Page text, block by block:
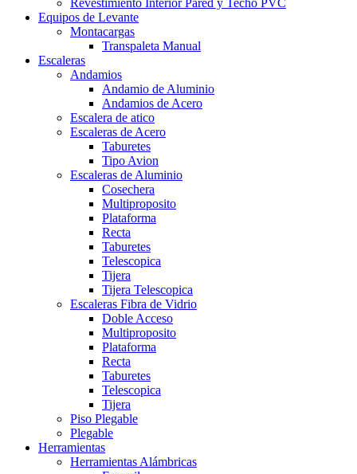
Equipos de Levante
Montacargas
Transpaleta Manual
Escaleras
Andamios
Andamio de Aluminio
Andamios de Acero
Escalera de atico
Escaleras de Acero
Taburetes
Tipo Avion
Escaleras de Aluminio
Cosechera
Multiproposito
Plataforma
Recta
Taburetes
Telescopica
Tijera
Tijera Telescopica
Escaleras Fibra de Vidrio
Doble Acceso
Multiproposito
Plataforma
Recta
Taburetes
Telescopica
Tijera
Piso Plegable
Plegable
Herramientas
Herramientas Alámbricas